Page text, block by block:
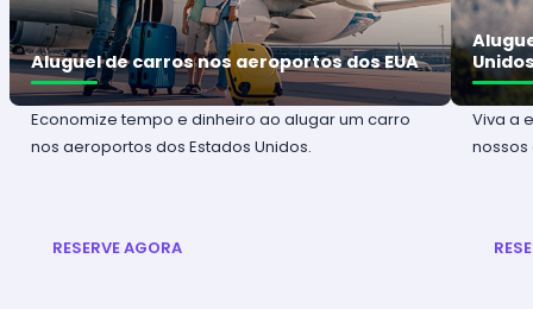
Aluguel de carros nos aeroportos dos EUA
Economize tempo e dinheiro ao alugar um carro
nos aeroportos dos Estados Unidos.
RESERVE AGORA
Viva a